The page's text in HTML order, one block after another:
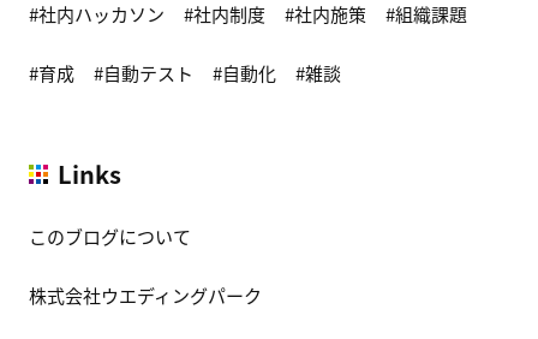
社内ハッカソン 社内制度 社内施策 組織課題
育成 自動テスト 自動化 雑談
Links
このブログについて
株式会社ウエディングパーク